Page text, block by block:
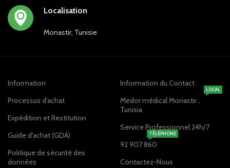
Localisation
Monastir, Tunisie
Information
Processus d'achat
Expédition et Restitution
Guide d'achat (GDA)
Politique de sécurité des
données
Information du Contact
Medor médical Monastir ,
Tunisia
LOCAL
Service Professionnel 24h/7
92 907 860
TÉLÉPHONE
Contactez-Nous